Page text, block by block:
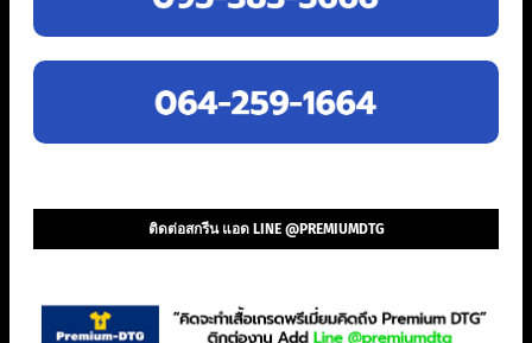
ติดต่อสกรีน แอด LINE @PREMIUMDTG